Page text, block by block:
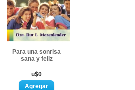
Para una sonrisa
sana y feliz
u$0